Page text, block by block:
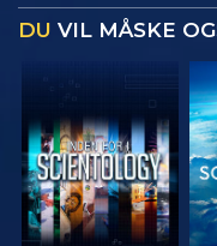
DU VIL MÅSKE